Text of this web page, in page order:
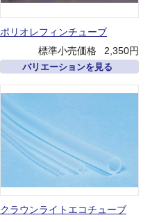
ポリオレフィンチューブ
標準小売価格
2,350円
バリエーションを見る
クラウンライトエコチューブ